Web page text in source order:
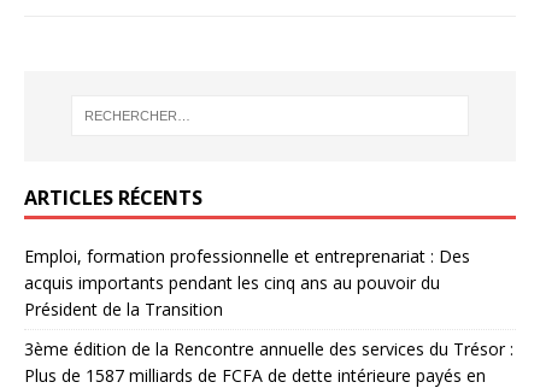
ARTICLES RÉCENTS
Emploi, formation professionnelle et entreprenariat : Des
acquis importants pendant les cinq ans au pouvoir du
Président de la Transition
3ème édition de la Rencontre annuelle des services du Trésor :
Plus de 1587 milliards de FCFA de dette intérieure payés en